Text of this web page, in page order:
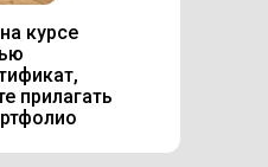
курсе
прилагать